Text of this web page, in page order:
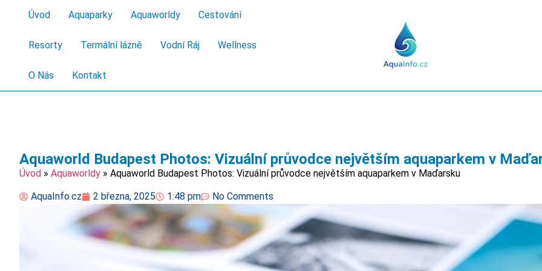
Úvod Aquaparky Aquaworldy Cestování
Resorty Termální lázně Vodní Ráj Wellness
O Nás Kontakt
Aquaworld Budapest Photos: Vizuální průvodce největším aquaparkem v
Úvod » Aquaworldy » Aquaworld Budapest Photos: Vizuální průvodce největším aquaparkem v Maďarsku
AquaInfo.cz 2 března, 2025 1:48 pm No Comments